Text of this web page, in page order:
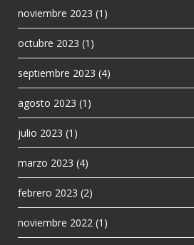
noviembre 2023 (1)
octubre 2023 (1)
septiembre 2023 (4)
agosto 2023 (1)
julio 2023 (1)
marzo 2023 (4)
febrero 2023 (2)
noviembre 2022 (1)